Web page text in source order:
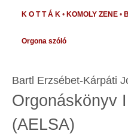
K O T T Á K • KOMOLY ZENE •
Orgona szóló
Bartl Erzsébet-Kárpáti
Orgonáskönyv
(AELSA)